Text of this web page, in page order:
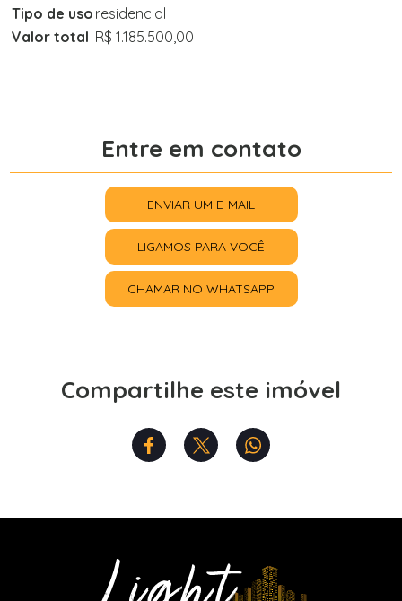
Tipo de uso residencial
Valor total R$ 1.185.500,00
Entre em contato
ENVIAR UM E-MAIL
LIGAMOS PARA VOCÊ
CHAMAR NO WHATSAPP
Compartilhe este imóvel